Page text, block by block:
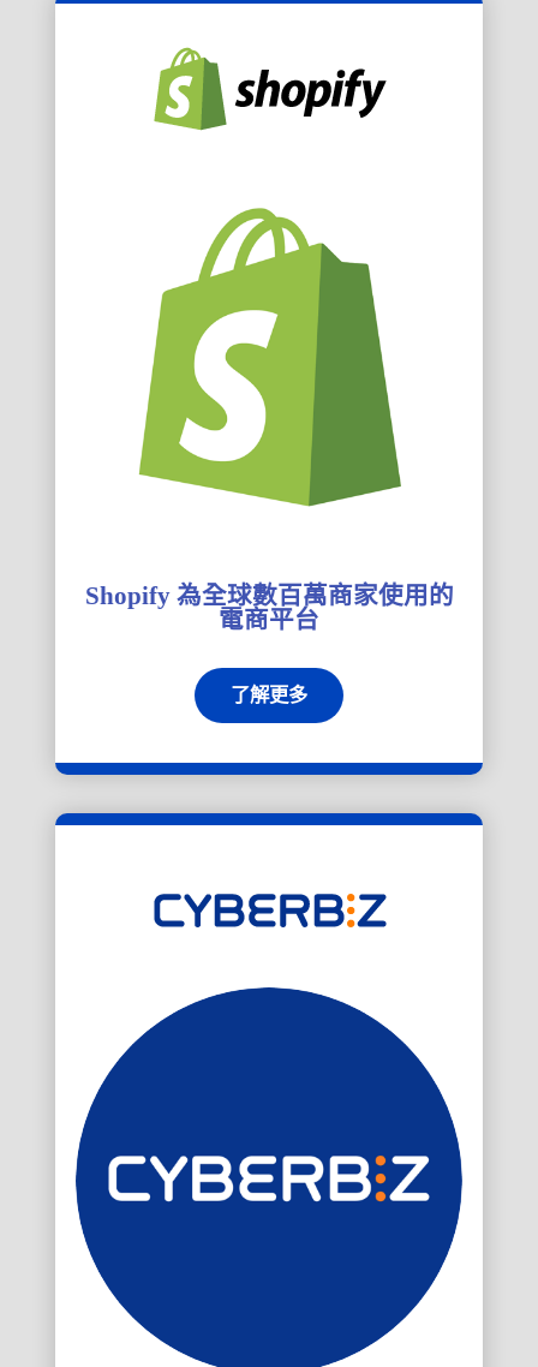
Shopify 為全球數百萬商家使用的
電商平台
了解更多